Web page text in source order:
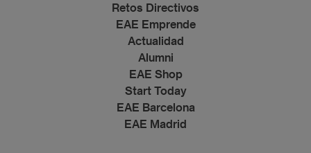
Retos Directivos
EAE Emprende
Actualidad
Alumni
EAE Shop
Start Today
EAE Barcelona
EAE Madrid